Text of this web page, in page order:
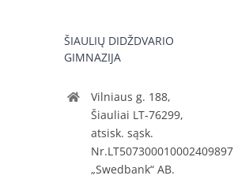
ŠIAULIŲ DIDŽDVARIO
GIMNAZIJA
Vilniaus g. 188,
Šiauliai LT-76299,
atsisk. sąsk.
Nr.LT507300010002409897
„Swedbank“ AB.